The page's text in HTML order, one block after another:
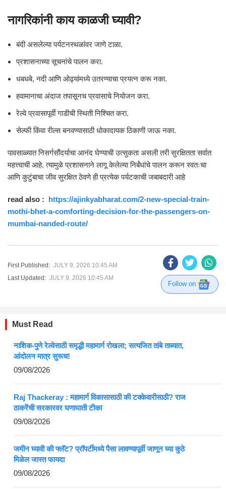
नागरिकांनी काय काळजी घ्यावी?
बंदी असलेल्या पर्यटनस्थळांवर जाणे टाळा.
प्रशासनाच्या सूचनांचे पालन करा.
धबधबे, नदी आणि ओढ्यांमध्ये उतरण्याचा प्रयत्न करू नका.
हवामानाचा अंदाज तपासूनच प्रवासाचे नियोजन करा.
रेल्वे प्रवासापूर्वी गाडीची स्थिती निश्चित करा.
सेल्फी किंवा रील्स बनवण्यासाठी धोकादायक ठिकाणी जाऊ नका.
पावसाळ्यात निसर्गसौंदर्याचा आनंद घेण्याची उत्सुकता असली तरी सुरक्षितता सर्वात
महत्त्वाची आहे. त्यामुळे प्रशासनाने लागू केलेल्या निर्बंधांचे पालन करून स्वतःचा
आणि कुटुंबाचा जीव सुरक्षित ठेवणे ही प्रत्येक पर्यटकाची जबाबदारी आहे
read also : https://ajinkyabharat.com/2-new-special-train-
mothi-bhet-a-comforting-decision-for-the-passengers-on-
mumbai-nanded-route/
First Published: JULY 9, 2026 10:45 AM
Last Updated: JULY 9, 2026 10:45 AM
Follow on
Must Read
नाशिक-पुणे रेल्वेसाठी समृद्धी महामार्ग रोखला; सत्यजित तांबे ताब्यात,
आंदोलन मात्र सुरूच!
09/08/2026
Raj Thackeray : महामार्ग विकासासाठी की टक्केवारीसाठी? राज
ठाकरेंची सरकारवर घणाघाती टीका
09/08/2026
जमीन घ्यावी की फ्लॅट? प्रॉपर्टीमध्ये पैसा लावण्यापूर्वी जाणून घ्या कुठे
मिळेल जास्त फायदा
09/08/2026